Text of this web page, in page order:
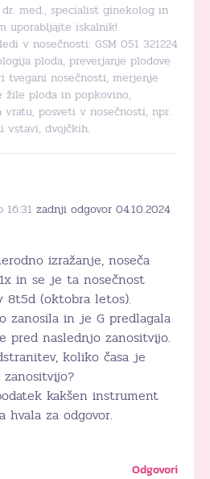
med., specialist ginekolog in
uporabljajte iskalnik!
v nosečnosti: GSM 051 321224
ploda, preverjanje plodove
tvegani nosečnosti, merjenje
žile ploda in popkovino,
posveti v nosečnosti, npr.
vstavi, dvojčkih.
16:31 zadnji odgovor 04.10.2024
izražanje, noseča
in se je ta nosečnost
8t5d (oktobra letos).
zanosila in je G predlagala
pred naslednjo zanositvijo.
koliko časa je
kakšen instrument
hvala za odgovor.
Odgovori